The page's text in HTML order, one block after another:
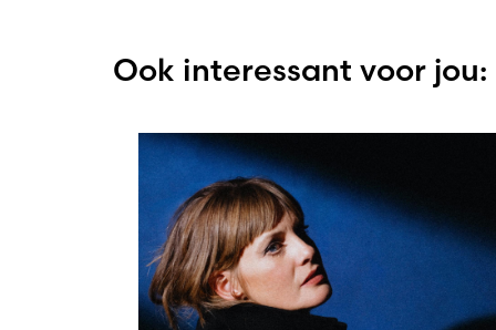
Ook interessant voor jou: